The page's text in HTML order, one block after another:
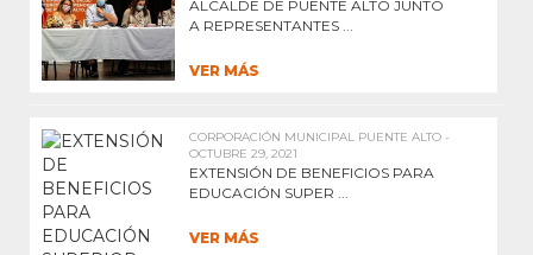
ALCALDE DE PUENTE ALTO JUNTO
A REPRESENTANTES ...
VER MÁS
CORPORACIÓN MUNICIPAL PUENTE ALTO -
OCTUBRE 29, 2021
EXTENSIÓN DE BENEFICIOS PARA
EDUCACIÓN SUPER ...
VER MÁS